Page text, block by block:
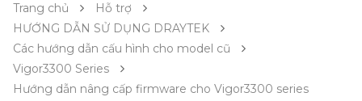
Trang chủ
Hỗ trợ
HƯỚNG DẪN SỬ DỤNG DRAYTEK
Các hướng dẫn cấu hình cho model cũ
Vigor3300 Series
Hướng dẫn nâng cấp firmware cho Vigor3300 series